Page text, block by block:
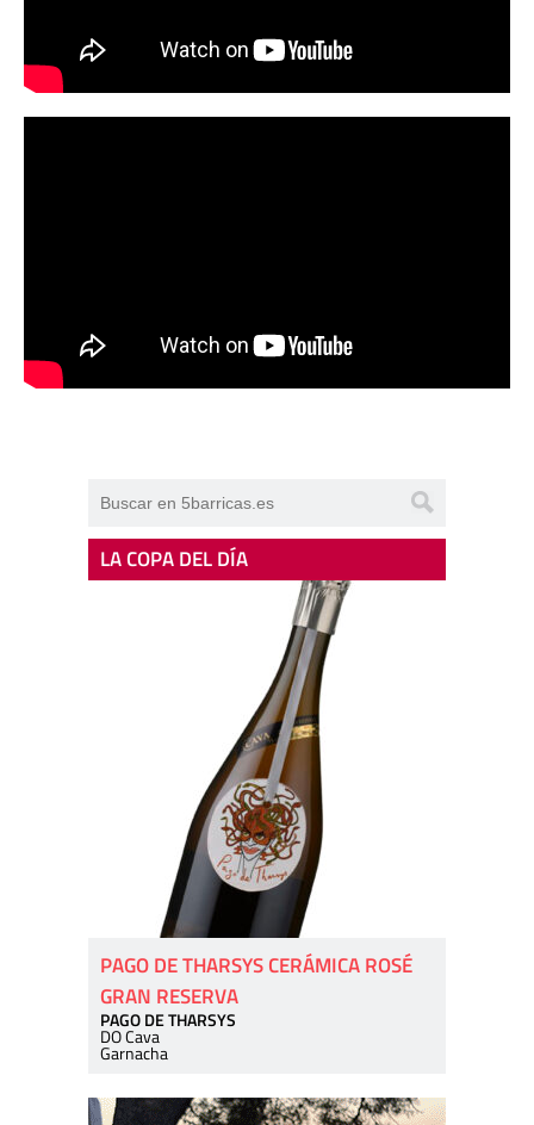
LA COPA DEL DÍA
PAGO DE THARSYS CERÁMICA ROSÉ
GRAN RESERVA
PAGO DE THARSYS
DO Cava
Garnacha